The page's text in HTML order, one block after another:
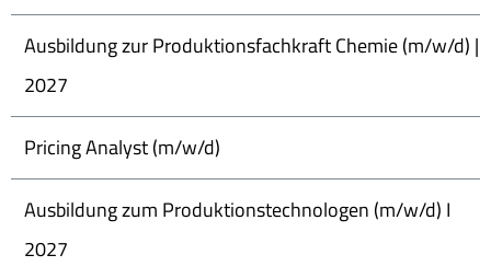
Ausbildung zur Produktionsfachkraft Chemie (m/w/d) |
2027
Pricing Analyst (m/w/d)
Ausbildung zum Produktionstechnologen (m/w/d) I
2027